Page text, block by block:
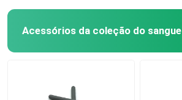
Acessórios da coleção do sangue